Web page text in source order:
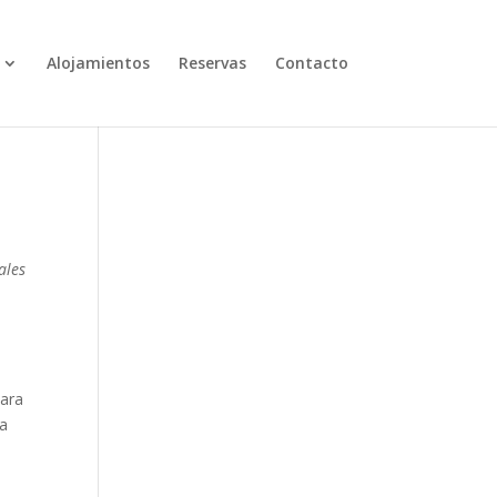
Alojamientos Reservas Contacto